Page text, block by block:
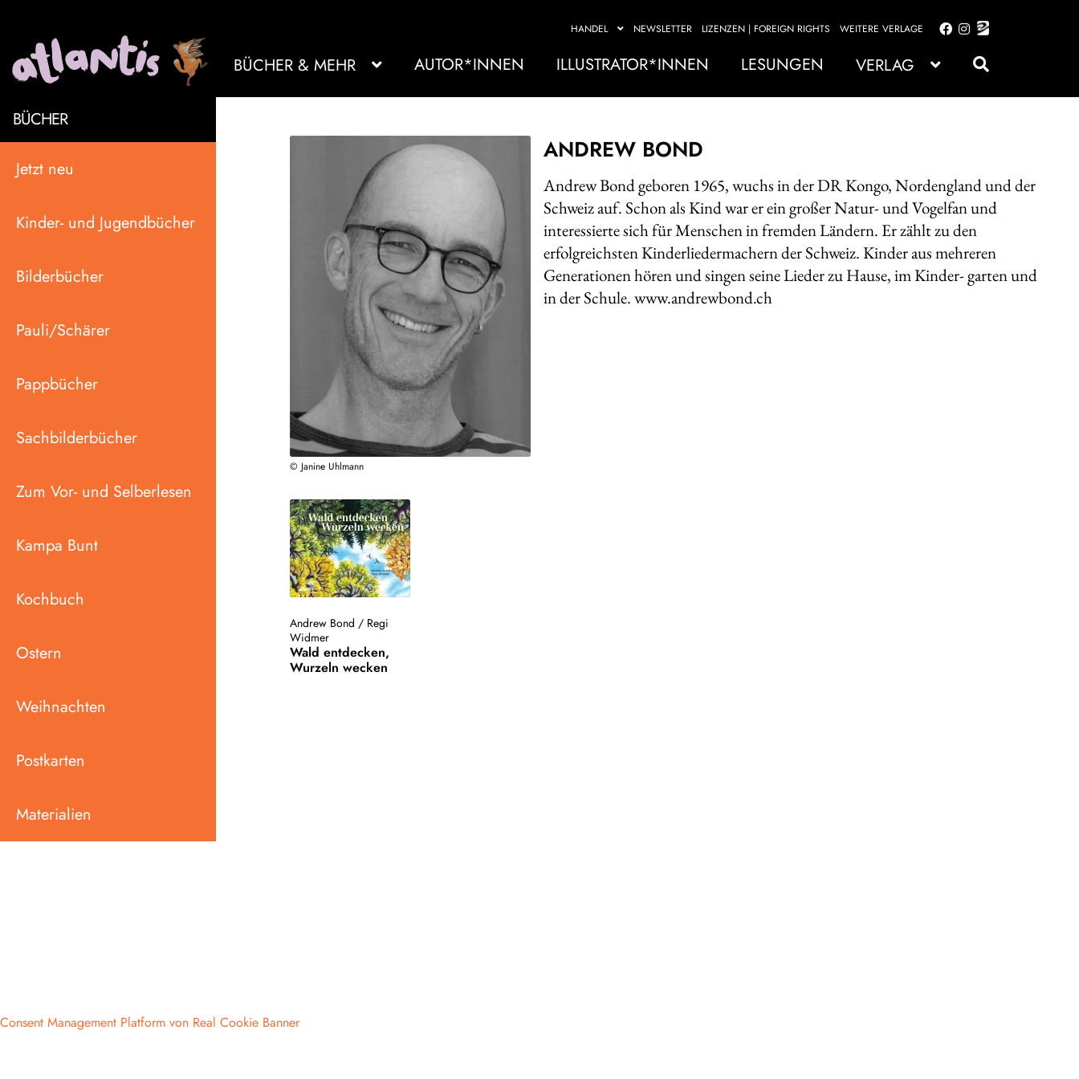
HANDEL NEWSLETTER LIZENZEN | FOREIGN RIGHTS WEITERE VERLAGE
Zur
springen
Zum
springen
BÜCHER & MEHR AUTOR*INNEN ILLUSTRATOR*INNEN LESUNGEN VERLAG
BÜCHER
Jetzt neu
Kinder- und Jugendbücher
Bilderbücher
Pauli/Schärer
Pappbücher
Sachbilderbücher
Zum Vor- und Selberlesen
Kampa Bunt
Kochbuch
Ostern
Weihnachten
Postkarten
Materialien
© Janine Uhlmann
ANDREW BOND
Andrew Bond geboren 1965, wuchs in der DR Kongo, Nordengland und der
Schweiz auf. Schon als Kind war er ein großer Natur- und Vogelfan und
interessierte sich für Menschen in fremden Ländern. Er zählt zu den
erfolgreichsten Kinderliedermachern der Schweiz. Kinder aus mehreren
Generationen hören und singen seine Lieder zu Hause, im Kinder- garten und
in der Schule. www.andrewbond.ch
Andrew Bond / Regi
Widmer
Wald entdecken,
Wurzeln wecken
Consent Management Platform von Real Cookie Banner